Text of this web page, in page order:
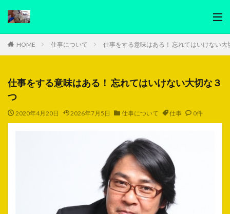
HOME 仕事について 仕事をする意味はある！ 忘れてはいけない大
仕事をする意味はある！ 忘れてはいけない大切な３
つ
2020年4月20日 2026年7月5日 仕事について 仕事 0件